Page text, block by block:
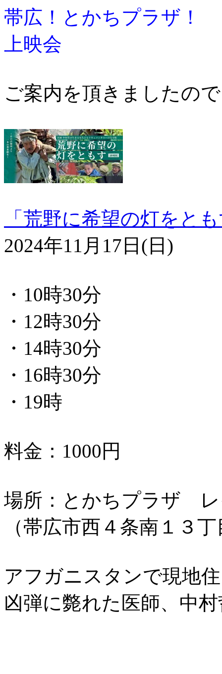
帯広！とかちプラザ！
上映会
ご案内を頂きましたの
「荒野に希望の灯をと
2024年11月17日(日)
・10時30分
・12時30分
・14時30分
・16時30分
・19時
料金：1000円
場所：とかちプラザ レ
（帯広市西４条南１３
アフガニスタンで現地
凶弾に斃れた医師、中